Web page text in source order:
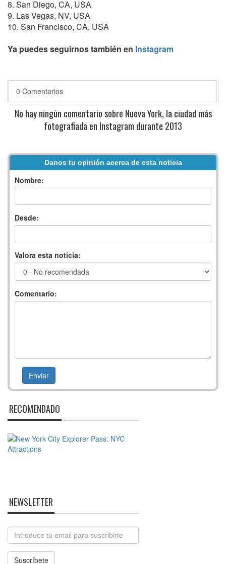
8. San Diego, CA, USA
9. Las Vegas, NV, USA
10. San Francisco, CA, USA
Ya puedes seguirnos también en Instagram
0 Comentarios
No hay ningún comentario sobre Nueva York, la ciudad más
fotografiada en Instagram durante 2013
Danos tu opinión acerca de esta noticia
Nombre:
Desde:
Valora esta noticia:
Comentario:
RECOMENDADO
NEWSLETTER
Email
Suscríbete